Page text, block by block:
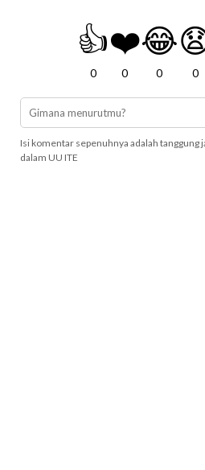
👍
0
❤️
0
😂
0 0
Isi komentar sepenuhnya adalah tanggung
dalam UU ITE